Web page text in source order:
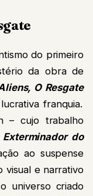
do primeiro
da obra de
O Resgate
franquia.
– cujo trabalho
Exterminador do
ao suspense
visual e narrativo
universo criado